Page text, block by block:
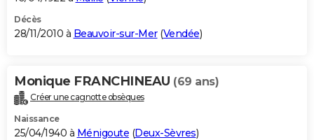
Décès
28/11/2010 à Beauvoir-sur-Mer(Vendée)
Monique FRANCHINEAU (69 ans)
Créer une cagnotte obsèques
Naissance
25/04/1940 à Ménigoute (Deux-Sèvres)